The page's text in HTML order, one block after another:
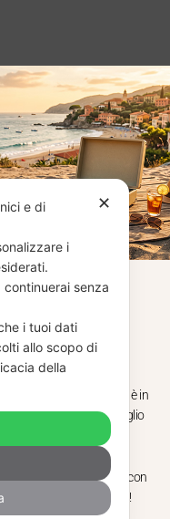
usati
| P.IVA 12240940960
NextWebStudio
✕
e di
i
senza
i tuoi dati
allo scopo di
della
venditaviniliusati.it è in
ricevuti entro il 29 luglio
regolarmente.
pronti a riprendere con
estate e buon ascolto!